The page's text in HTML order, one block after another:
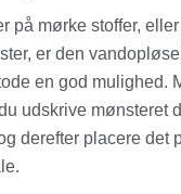
på mørke stoffer,
er den
en god mulighed.
udskrive mønsteret
derefter placere det